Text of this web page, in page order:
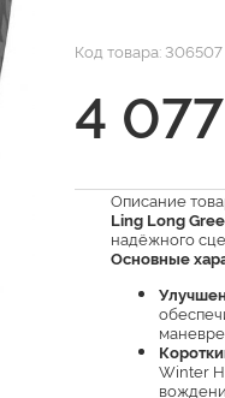
Код товара: 306507
4
Описание
Ling Long
надёжного
Основные
Winter